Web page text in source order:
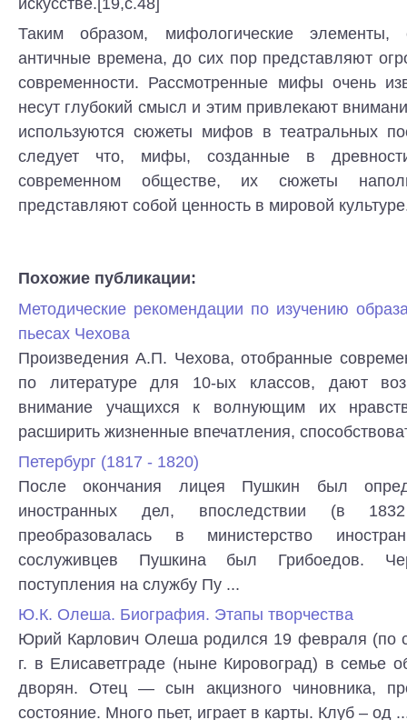
искусстве.[19,с.48]
Таким образом, мифологические
античные времена, до сих пор представляют
современности. Рассмотренные мифы очень
несут глубокий смысл и этим привлекают
используются сюжеты мифов в театральных
следует что, мифы, созданные в
современном обществе, их сюжеты
представляют собой ценность в мировой
Похожие публикации:
Методические рекомендации по изучению
пьесах Чехова
Произведения А.П. Чехова, отобранные
по литературе для 10-ых классов, дают
внимание учащихся к волнующим их
расширить жизненные впечатления,
Петербург (1817 - 1820)
После окончания лицея Пушкин был
иностранных дел, впоследствии (в
преобразовалась в министерство
сослуживцев Пушкина был Грибоедов.
поступления на службу Пу ...
Ю.К. Олеша. Биография. Этапы творчества
Юрий Карлович Олеша родился 19 февраля (по
г. в Елисаветграде (ныне Кировоград) в семье
дворян. Отец — сын акцизного чиновника,
состояние. Много пьет, играет в карты. Клуб – од